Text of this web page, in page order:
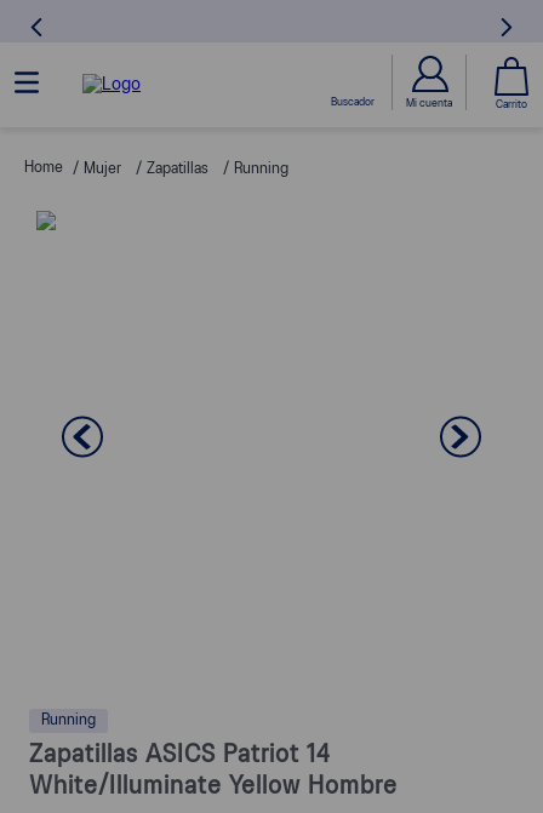
Mujer Zapatillas Running
Running
Zapatillas ASICS Patriot 14
White/Illuminate Yellow Hombre